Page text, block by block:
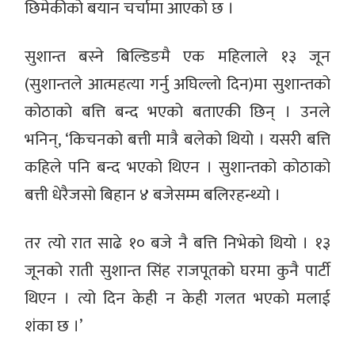
छिमेकीको बयान चर्चामा आएको छ ।
सुशान्त बस्ने बिल्डिङमै एक महिलाले १३ जून
(सुशान्तले आत्महत्या गर्नु अघिल्लो दिन)मा सुशान्तको
कोठाको बत्ति बन्द भएको बताएकी छिन् । उनले
भनिन्, ‘किचनको बत्ती मात्रै बलेको थियो । यसरी बत्ति
कहिले पनि बन्द भएको थिएन । सुशान्तको कोठाको
बत्ती धेरैजसो बिहान ४ बजेसम्म बलिरहन्थ्यो ।
तर त्यो रात साढे १० बजे नै बत्ति निभेको थियो । १३
जूनको राती सुशान्त सिंह राजपूतको घरमा कुनै पार्टी
थिएन । त्यो दिन केही न केही गलत भएको मलाई
शंका छ ।’